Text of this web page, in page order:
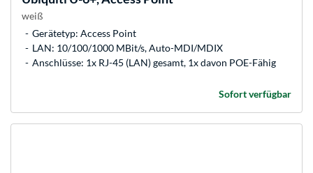
weiß
Gerätetyp: Access Point
LAN: 10/100/1000 MBit/s, Auto-MDI/MDIX
Anschlüsse: 1x RJ-45 (LAN) gesamt, 1x davon POE-Fähig
Sofort verfügbar